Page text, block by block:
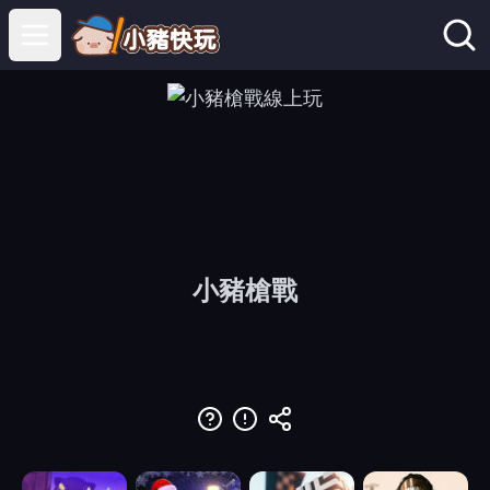
Open main menu
小豬槍戰